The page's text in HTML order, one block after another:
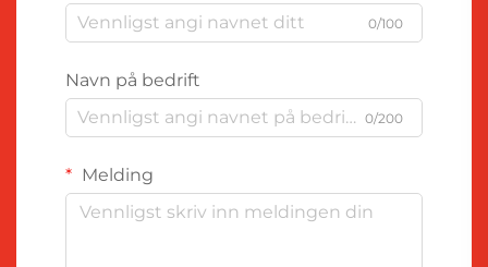
0/100
Navn på bedrift
0/200
Melding